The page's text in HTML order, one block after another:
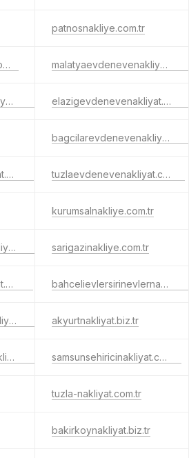
patnosnakliye.com.tr
dogubayazitnakliyat.com.tr malatyaevdenevenakliyat.com.tr
istanbulevdenevenakliyat.com.tr elazigevdenevenakliyat.com.tr
bagcilarevdenevenakliyat.com.tr
kartalevdenevenakliyat.com.tr tuzlaevdenevenakliyat.com.tr
kurumsalnakliye.com.tr
ardahanevdenevenakliyat.com.tr sarigazinakliye.com.tr
istanbulsefakoynakliyat.com.tr bahcelievlersirinevlernakliyat.com.tr
istanbulbahcesehirnakliyat.com.tr akyurtnakliyat.biz.tr
samsunsehirlerarasinakliyat.com.tr samsunsehiricinakliyat.com.tr
tuzla-nakliyat.com.tr
bakirkoynakliyat.biz.tr